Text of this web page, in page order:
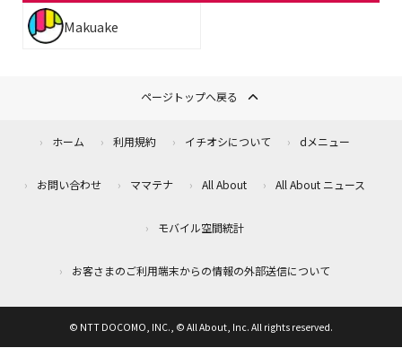
Makuake
ページトップへ戻る
ホーム 利用規約 イチオシについて dメニュー
お問い合わせ ママテナ All About All About ニュース
モバイル空間統計
お客さまのご利用端末からの情報の外部送信について
© NTT DOCOMO, INC., © All About, Inc. All rights reserved.